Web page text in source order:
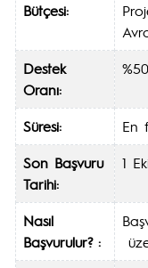
Bütçesi:
Destek
Oranı:
%50
Süresi:
En
Son Başvuru
Tarihi:
1
Nasıl
Başvurulur? :